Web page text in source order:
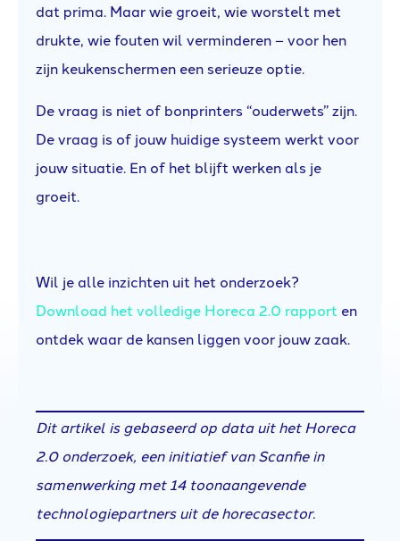
dat prima. Maar wie groeit, wie worstelt met
drukte, wie fouten wil verminderen – voor hen
zijn keukenschermen een serieuze optie.
De vraag is niet of bonprinters “ouderwets” zijn.
De vraag is of jouw huidige systeem werkt voor
jouw situatie. En of het blijft werken als je
groeit.
Wil je alle inzichten uit het onderzoek?
Download het volledige Horeca 2.0 rapport en
ontdek waar de kansen liggen voor jouw zaak.
Dit artikel is gebaseerd op data uit het Horeca
2.0 onderzoek, een initiatief van Scanfie in
samenwerking met 14 toonaangevende
technologiepartners uit de horecasector.